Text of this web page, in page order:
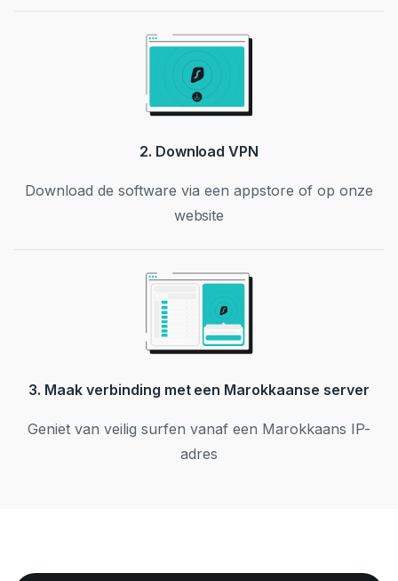
2. Download VPN
Download de software via een appstore of op onze
website
3. Maak verbinding met een Marokkaanse server
Geniet van veilig surfen vanaf een Marokkaans IP-
adres